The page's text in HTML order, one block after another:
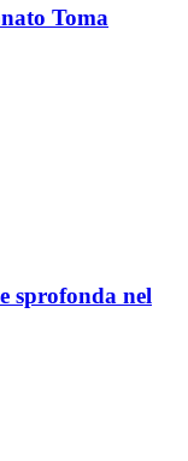
Toma
sprofonda nel